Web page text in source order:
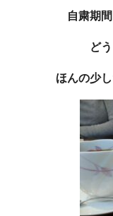
自粛期
ど
ほんの少